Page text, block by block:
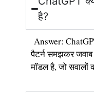
है?
Answer:
पैटर्न समझकर
मॉडल है, जो सवालों